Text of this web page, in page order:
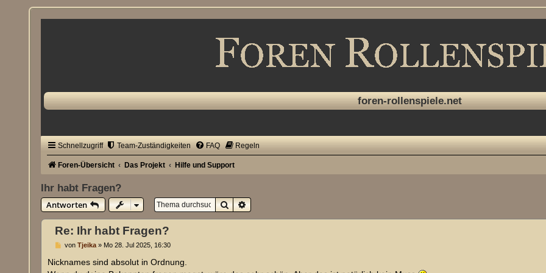
foren-rollenspiele.net
Schnellzugriff Team-Zuständigkeiten FAQ Regeln
Foren-Übersicht Das Projekt Hilfe und Support
Ihr habt Fragen?
Antworten
SucheErweiterte Suche
Re: Ihr habt Fragen?
B
i
vonTjeika » Mo 28. Jul 2025, 16:30
Nicknames sind absolut in Ordnung.